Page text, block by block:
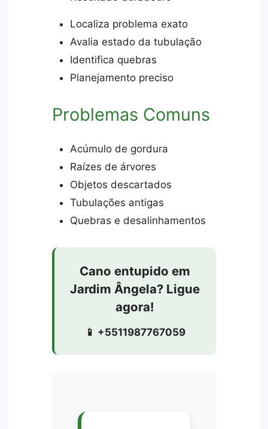
Localiza problema exato
Avalia estado da tubulação
Identifica quebras
Planejamento preciso
Problemas Comuns
Acúmulo de gordura
Raízes de árvores
Objetos descartados
Tubulações antigas
Quebras e desalinhamentos
Cano entupido em
Jardim Ângela? Ligue
agora!
📱 +5511987767059